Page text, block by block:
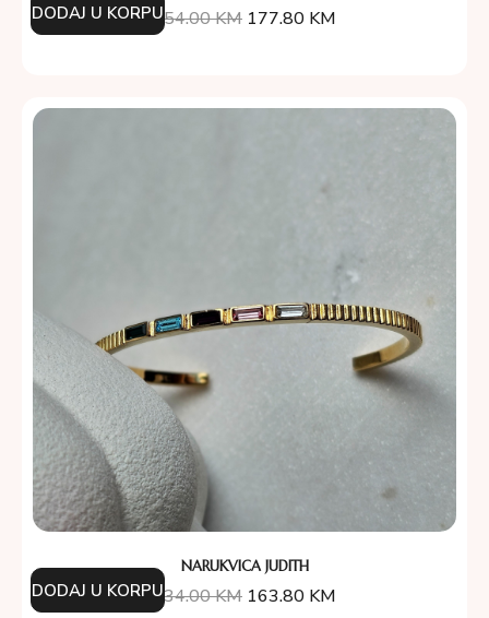
254.00KM 177.80 KM
DODAJ U KORPU
NARUKVICA JUDITH
234.00KM 163.80 KM
DODAJ U KORPU